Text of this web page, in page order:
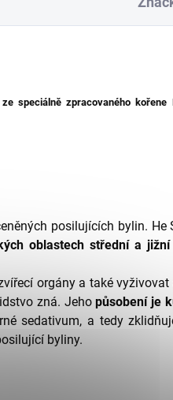
speciálně zpracovaného kořene
posilujících bylin. He
oblastech střední a jižní
orgány a také
zná. Jehopůsobení je
sedativum, a tedy
byliny.